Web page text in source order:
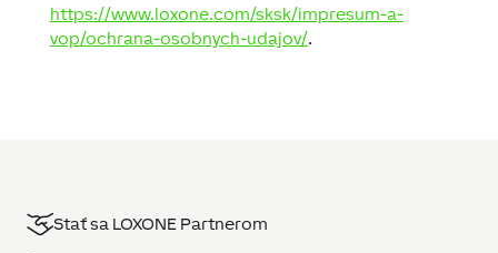
https://www.loxone.com/sksk/impresum-a-
vop/ochrana-osobnych-udajov/.
Stať sa LOXONE Partnerom